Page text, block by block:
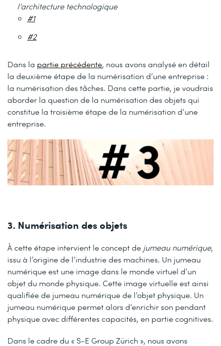
l’architecture technologique
#1
#2
Dans la partie précédente, nous avons analysé en détail
la deuxième étape de la numérisation d’une entreprise :
la numérisation des tâches. Dans cette partie, je voudrais
aborder la question de la numérisation des objets qui
constitue la troisième étape de la numérisation d’une
entreprise.
3. Numérisation des objets
À cette étape intervient le concept de jumeau numérique,
issu à l’origine de l’industrie des machines. Un jumeau
numérique est une image dans le monde virtuel d’un
objet du monde physique. Cette image virtuelle est ainsi
qualifiée de jumeau numérique de l’objet physique. Un
jumeau numérique permet alors d’enrichir son pendant
physique avec différentes capacités, en partie cognitives.
Dans le cadre du « S-E Group Zürich », nous avons